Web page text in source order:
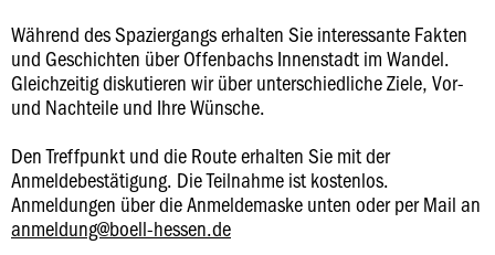
Während des Spaziergangs erhalten Sie interessante Fakten
und Geschichten über Offenbachs Innenstadt im Wandel.
Gleichzeitig diskutieren wir über unterschiedliche Ziele, Vor-
und Nachteile und Ihre Wünsche.
Den Treffpunkt und die Route erhalten Sie mit der
Anmeldebestätigung. Die Teilnahme ist kostenlos.
Anmeldungen über die Anmeldemaske unten oder per Mail an
anmeldung@boell-hessen.de